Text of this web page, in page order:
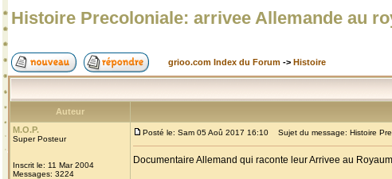
Histoire Precoloniale: arrivee Allemande au
grioo.com Index du Forum -> Histoire
Auteur
M.O.P.
Super Posteur
Inscrit le: 11 Mar 2004
Messages: 3224
Posté le: Sam 05 Aoû 2017 16:10 Sujet du message: Histoire
Documentaire Allemand qui raconte leur Arrivee au